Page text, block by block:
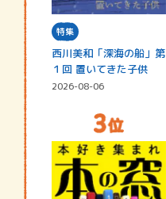
特集
西川美和「深海の船」第
１回 置いてきた子供
2026-08-06